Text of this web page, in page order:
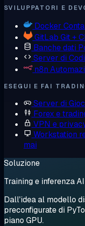
SVILUPPATORI E
Docker
GitLab Git +
Banche dati
Server di
n8n
ESEGUI E FAI
Server di
Forex e
VPN e
Workstation
mai
Soluzione
Training e inferenza AI
Dall'idea al modello
preconfigurate di
piano GPU.